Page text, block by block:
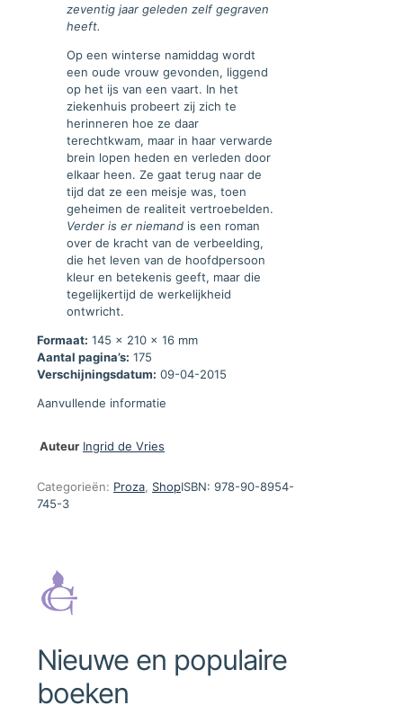
zeventig jaar geleden zelf gegraven
heeft.
Op een winterse namiddag wordt
een oude vrouw gevonden, liggend
op het ijs van een vaart. In het
ziekenhuis probeert zij zich te
herinneren hoe ze daar
terechtkwam, maar in haar verwarde
brein lopen heden en verleden door
elkaar heen. Ze gaat terug naar de
tijd dat ze een meisje was, toen
geheimen de realiteit vertroebelden.
Verder is er niemand is een roman
over de kracht van de verbeelding,
die het leven van de hoofdpersoon
kleur en betekenis geeft, maar die
tegelijkertijd de werkelijkheid
ontwricht.
Formaat: 145 x 210 x 16 mm
Aantal pagina’s: 175
Verschijningsdatum: 09-04-2015
Aanvullende informatie
Auteur Ingrid de Vries
Categorieën: Proza ShopISBN: 978-90-8954-
745-3
Nieuwe en populaire
boeken